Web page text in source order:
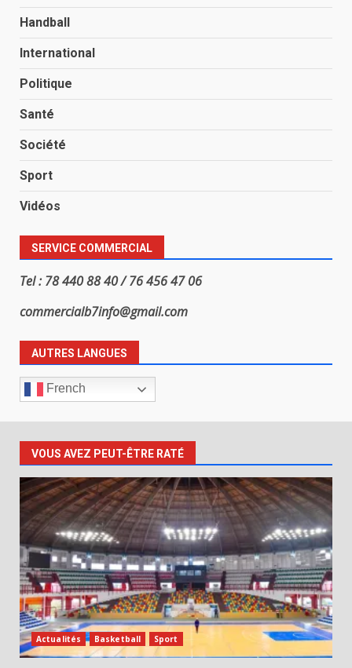
Handball
International
Politique
Santé
Société
Sport
Vidéos
SERVICE COMMERCIAL
Tel : 78 440 88 40 / 76 456 47 06
commercialb7info@gmail.com
AUTRES LANGUES
French
VOUS AVEZ PEUT-ÊTRE RATÉ
Actualités Basketball Sport